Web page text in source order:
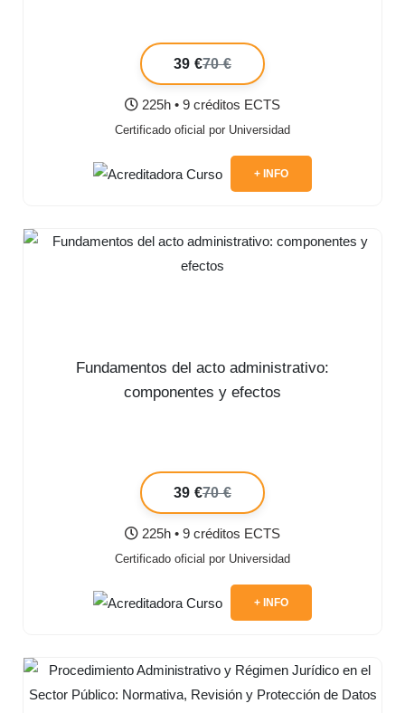
39 €70 €
225h • 9 créditos ECTS
Certificado oficial por Universidad
+ INFO
Fundamentos del acto administrativo:
componentes y efectos
39 €70 €
225h • 9 créditos ECTS
Certificado oficial por Universidad
+ INFO